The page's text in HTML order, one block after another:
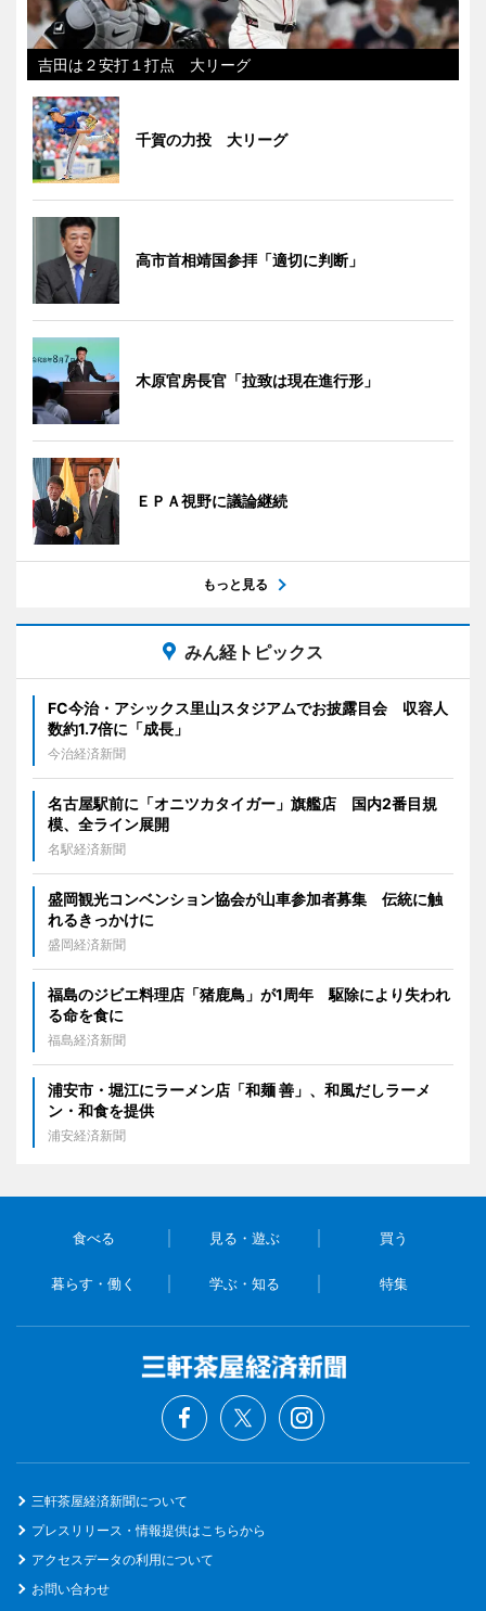
吉田は２安打１打点 大リーグ
千賀の力投 大リーグ
高市首相靖国参拝「適切に判断」
木原官房長官「拉致は現在進行形」
ＥＰＡ視野に議論継続
もっと見る
みん経トピックス
FC今治・アシックス里山スタジアムでお披露目会 収容人
数約1.7倍に「成長」
今治経済新聞
名古屋駅前に「オニツカタイガー」旗艦店 国内2番目規
模、全ライン展開
名駅経済新聞
盛岡観光コンベンション協会が山車参加者募集 伝統に触
れるきっかけに
盛岡経済新聞
福島のジビエ料理店「猪鹿鳥」が1周年 駆除により失われ
る命を食に
福島経済新聞
浦安市・堀江にラーメン店「和麺 善」、和風だしラーメ
ン・和食を提供
浦安経済新聞
食べる 見る・遊ぶ 買う
暮らす・働く 学ぶ・知る 特集
三軒茶屋経済新聞について
プレスリリース・情報提供はこちらから
アクセスデータの利用について
お問い合わせ